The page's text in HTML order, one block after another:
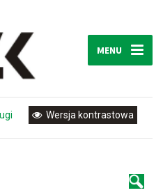
MENU
Wersja kontrastowa